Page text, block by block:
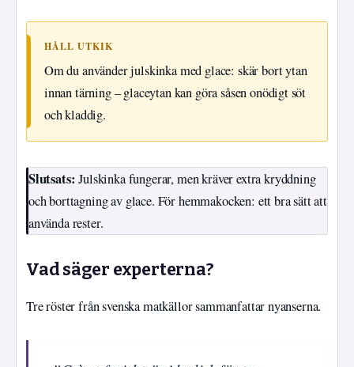
HÅLL UTKIK
Om du använder julskinka med glace: skär bort ytan
innan tärning – glaceytan kan göra såsen onödigt söt
och kladdig.
Slutsats: Julskinka fungerar, men kräver extra kryddning
och borttagning av glace. För hemmakocken: ett bra sätt att
använda rester.
Vad säger experterna?
Tre röster från svenska matkällor sammanfattar nyanserna.